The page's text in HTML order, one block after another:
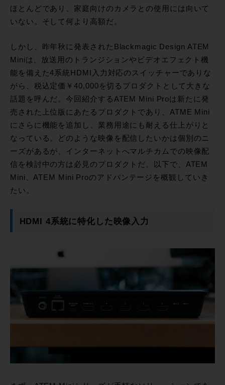
ほとんどであり、家庭向けのカメラとの使用には向いて
いない。そして何より高額だ。
しかし、昨年秋に発表されたBlackmagic Design ATEM
Miniは、放送用のトランジションやビデオエフェクト機
能を備えた4系統HDMI入力対応のスイッチャーでありな
がら、税込定価￥40,000を切るプロダクトとして大きな
話題を呼んだ。今回紹介するATEM Mini Proは新たに発
売された上位版にあたるプロダクトであり、ATME Mini
にさらに機能を追加し、業務用途にも耐える仕上がりと
なっている。どのような映像を配信したいかは個別のニ
ーズがあるが、インターネットへマルチカムでの映像配
信を検討中の方は必見のプロダクトだ。以下で、ATEM
Mini、ATEM Mini Proのアドバンテージを概観していき
たい。
HDMI 4系統に特化した映像入力